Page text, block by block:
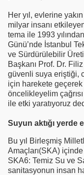
Her yıl, evlerine
milyar insanı
tema ile 1993
Günü’nde İstanbul
ve Sürdürülebilir
Başkanı Prof. Dr.
güvenli suya eriştiği,
için harekete geçerek
öncelikleyelim
ile etki yaratıyoruz
Suyun aktığı yerde
Bu yıl Birleşmiş
Amaçları(SKA)
SKA6: Temiz Su ve
sanitasyonun insan